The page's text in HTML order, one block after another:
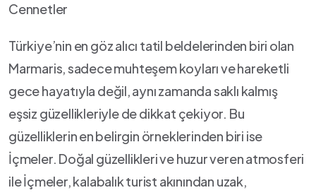
Cennetler
Türkiye’nin en göz alıcı tatil beldelerinden biri ⁢olan
Marmaris, ⁣sadece muhteşem‍ koyları ve‌ hareketli
gece hayatıyla değil, ⁤aynı zamanda saklı kalmış
eşsiz güzellikleriyle de dikkat çekiyor. Bu
güzelliklerin⁤ en belirgin örneklerinden biri ise
İçmeler. Doğal güzellikleri ve​ huzur ⁢veren⁣ atmosferi
ile İçmeler, kalabalık⁤ turist akınından uzak,